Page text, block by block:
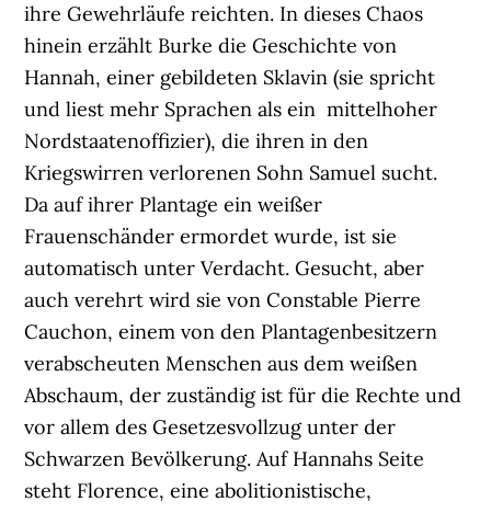
ihre Gewehrläufe reichten. In dieses Chaos
hinein erzählt Burke die Geschichte von
Hannah, einer gebildeten Sklavin (sie spricht
und liest mehr Sprachen als ein mittelhoher
Nordstaatenoffizier), die ihren in den
Kriegswirren verlorenen Sohn Samuel sucht.
Da auf ihrer Plantage ein weißer
Frauenschänder ermordet wurde, ist sie
automatisch unter Verdacht. Gesucht, aber
auch verehrt wird sie von Constable Pierre
Cauchon, einem von den Plantagenbesitzern
verabscheuten Menschen aus dem weißen
Abschaum, der zuständig ist für die Rechte und
vor allem des Gesetzesvollzug unter der
Schwarzen Bevölkerung. Auf Hannahs Seite
steht Florence, eine abolitionistische,